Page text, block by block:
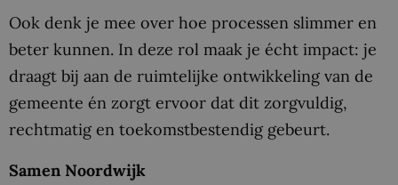
Ook denk je mee over hoe processen slimmer en
beter kunnen. In deze rol maak je écht impact: je
draagt bij aan de ruimtelijke ontwikkeling van de
gemeente én zorgt ervoor dat dit zorgvuldig,
rechtmatig en toekomstbestendig gebeurt.
Samen Noordwijk